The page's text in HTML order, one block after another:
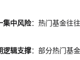
集中风险：热门基金往
逻辑支撑：部分热门基